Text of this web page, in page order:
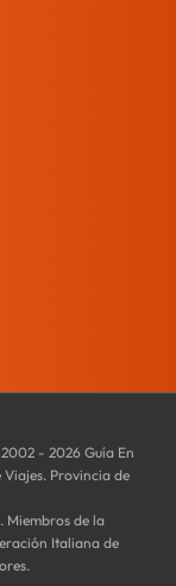
- 2026 Guía En
Provincia de
Miembros de la
Italiana de